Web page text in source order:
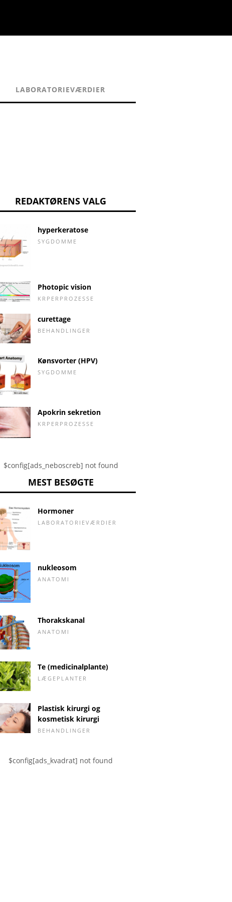
LABORATORIEVÆRDIER
REDAKTØRENS VALG
hyperkeratose
SYGDOMME
Photopic vision
KRPERPROZESSE
curettage
BEHANDLINGER
Kønsvorter (HPV)
SYGDOMME
Apokrin sekretion
KRPERPROZESSE
$config[ads_neboscreb] not found
MEST BESØGTE
Hormoner
LABORATORIEVÆRDIER
nukleosom
ANATOMI
Thorakskanal
ANATOMI
Te (medicinalplante)
LÆGEPLANTER
Plastisk kirurgi og
kosmetisk kirurgi
BEHANDLINGER
$config[ads_kvadrat] not found